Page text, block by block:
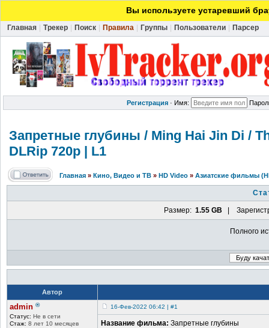
Вы используете устаревший
Главная Трекер Поиск Правила Группы Пользователи Парсер
Регистрация · Имя:
Запретные глубины / Ming Hai Jin Di /
DLRip 720p | L1
Главная » Кино, Видео и ТВ » HD Video » Азиатские фильмы
Размер: 1.55 GB |
Полного
Автор
admin ®
Статус: Не в сети
Стаж: 8 лет 10 месяцев
16-Фев-2022 06:42 | #1
Название фильма: Запретные глубины